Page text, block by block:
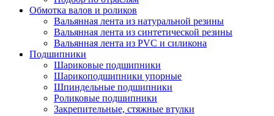
Обмотка валов и роликов
Вальянная лента из натуральной резины
Вальянная лента из синтетической резины
Вальянная лента из PVC и силикона
Подшипники
Шариковые подшипники
Шарикоподшипники упорные
Шпиндельные подшипники
Роликовые подшипники
Закрепительные, стяжные втулки